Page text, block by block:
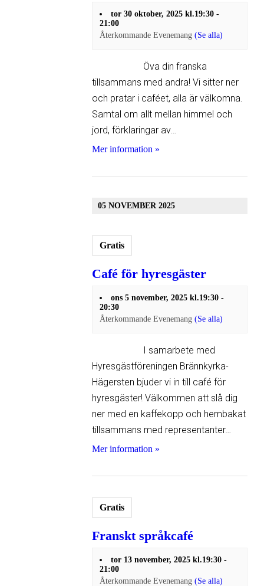
tor 30 oktober, 2025 kl.19:30 -
21:00
Återkommande Evenemang (Se alla)
Öva din franska
tillsammans med andra! Vi sitter ner
och pratar i caféet, alla är välkomna.
Samtal om allt mellan himmel och
jord, förklaringar av…
Mer information »
05 NOVEMBER 2025
Gratis
Café för hyresgäster
ons 5 november, 2025 kl.19:30 -
20:30
Återkommande Evenemang (Se alla)
I samarbete med
Hyresgäst­föreningen Brännkyrka-
Hägersten bjuder vi in till café för
hyresgäster! Välkommen att slå dig
ner med en kaffekopp och hembakat
tillsammans med representanter…
Mer information »
Gratis
Franskt språkcafé
tor 13 november, 2025 kl.19:30 -
21:00
Återkommande Evenemang (Se alla)